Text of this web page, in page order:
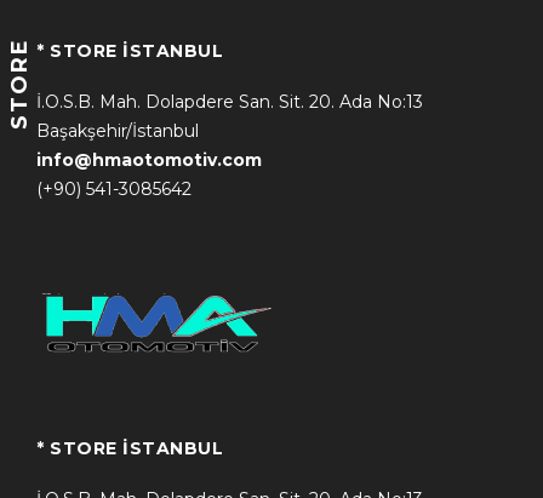
STORE * STORE İSTANBUL
İ.O.S.B. Mah. Dolapdere San. Sit. 20. Ada No:13
Başakşehir/İstanbul
info@hmaotomotiv.com
(+90) 541-3085642
* STORE İSTANBUL